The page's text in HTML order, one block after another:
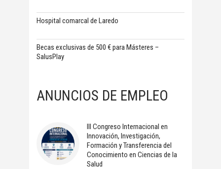
Hospital comarcal de Laredo
Becas exclusivas de 500 € para Másteres –
SalusPlay
ANUNCIOS DE EMPLEO
III Congreso Internacional en
Innovación, Investigación,
Formación y Transferencia del
Conocimiento en Ciencias de la
Salud